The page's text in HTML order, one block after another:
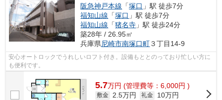
阪急神戸本線 「塚口 」駅 徒歩7分
福知山線 「塚口 」駅 徒歩7分
福知山線 「猪名寺 」駅 徒歩24分
築28年 / 26.95㎡
兵庫県尼崎市南塚口町３丁目14-9
安心オートロックでうれしいロフト付き。設備もととのっており忙しい方に
も便利です。
5.7万円 (管理費等：6,000円 )
敷金 2.5万円 礼金
10万円